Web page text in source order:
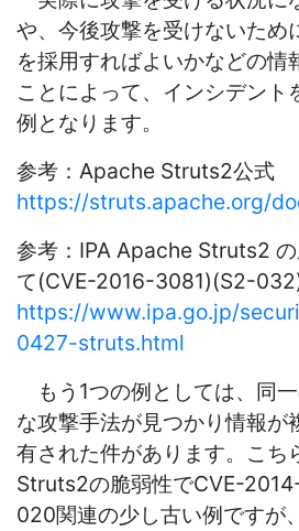
や、今後攻撃を受けないため
を採用すればよいかなどの情
ことによって、インシデント
例となります。
参考：Apache Struts2公式
https://struts.apache.org/
参考：IPA Apache Struts2
て(CVE-2016-3081)(S2-
https://www.ipa.go.jp/
0427-struts.html
もう1つの例としては、同
な攻撃手法が見つかり情報が
有された件があります。こち
Struts2の脆弱性でCVE-
020関連の少し古い例ですが